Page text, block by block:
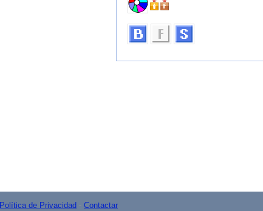
Política de Privacidad - Contactar